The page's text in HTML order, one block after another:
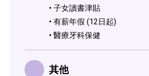
• 子女讀書津貼
• 有薪年假 (12日起)
• 醫療牙科保健
其他